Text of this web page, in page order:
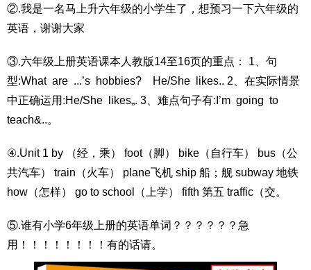
②.我是一名马上升六年级的小学生了，想预习一下六年级的
英语，谢谢大家
③.六年级上册英语课本人教版14至16页的重点： 1、句
型:What are ...’s hobbies? He/She likes.. 2、在实际情景
中正确运用:He/She likes„. 3、难点句子有:I’m going to
teach&..。
④.Unit 1 by （经，乘） foot（脚） bike（自行车） bus（公
共汽车） train（火车） plane飞机 ship 船；舰 subway 地铁
how（怎样） go to school（上学） fifth 第五 traffic（交。
⑤.谁有小学6年级上册的英语单词？？？？？？急
用！！！！！！！！有的话请。